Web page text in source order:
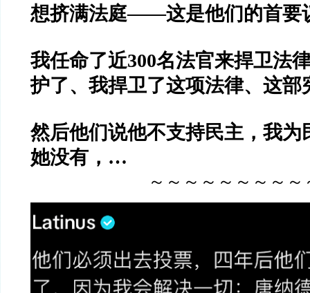
想挤满法庭——这是他们的首要
我任命了近300名法官来捍卫法
护了、我捍卫了这项法律、这部
然后他们说他不支持民主，我为
她没有，…
～～～～～～～～～